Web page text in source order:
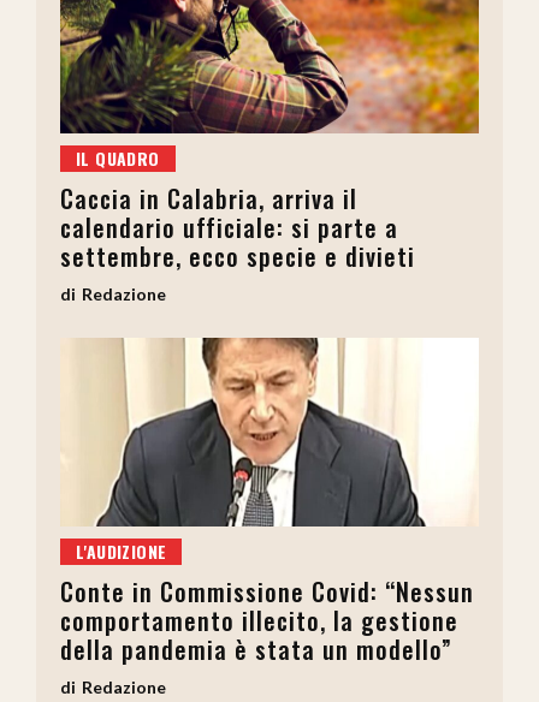
IL QUADRO
Caccia in Calabria, arriva il
calendario ufficiale: si parte a
settembre, ecco specie e divieti
Redazione
L'AUDIZIONE
Conte in Commissione Covid: “Nessun
comportamento illecito, la gestione
della pandemia è stata un modello”
Redazione